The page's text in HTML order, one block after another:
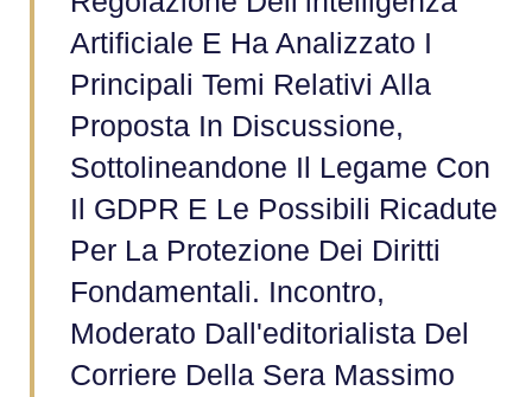
Artificiale E Ha Analizzato I
Principali Temi Relativi Alla
Proposta In Discussione,
Sottolineandone Il Legame Con
Il GDPR E Le Possibili Ricadute
Per La Protezione Dei Diritti
Fondamentali. Incontro,
Moderato Dall'editorialista Del
Corriere Della Sera Massimo